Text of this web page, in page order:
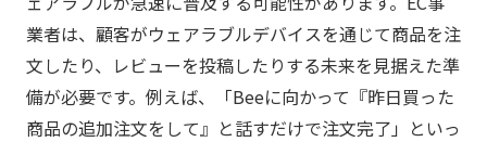
業者は、顧客がウェアラブルデバイスを通じて商品を注
文したり、レビューを投稿したりする未来を見据えた準
備が必要です。例えば、「Beeに向かって『昨日買った
商品の追加注文をして』と話すだけで注文完了」といっ